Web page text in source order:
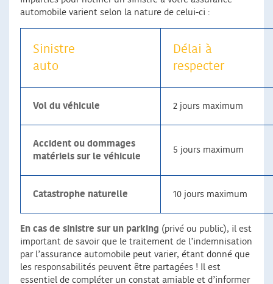
automobile varient selon la nature de celui-ci :
Sinistre
auto
Délai à
respecter
Vol du véhicule 2 jours maximum
Accident ou dommages
matériels sur le véhicule
5 jours maximum
Catastrophe naturelle 10 jours maximum
En cas de sinistre sur un parking (privé ou public), il est
important de savoir que le traitement de l’indemnisation
par l’assurance automobile peut varier, étant donné que
les responsabilités peuvent être partagées ! Il est
essentiel de compléter un constat amiable et d’informer